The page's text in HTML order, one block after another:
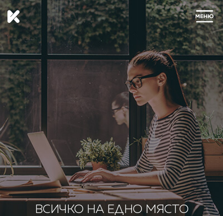
ЗАТВОРИ
ВСИЧКО НА ЕДНО МЯСТО